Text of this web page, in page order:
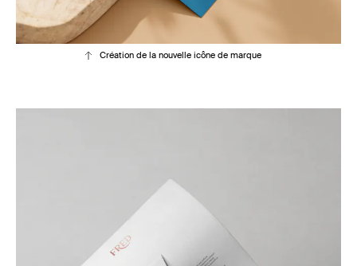
Création de la nouvelle icône de marque